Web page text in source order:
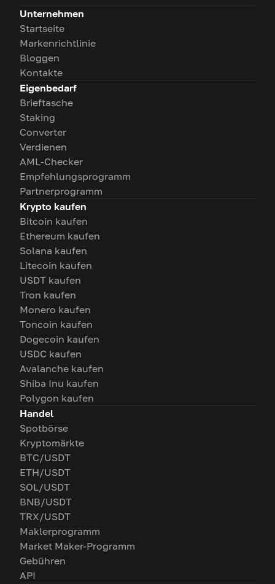
Unternehmen
Startseite
Markenrichtlinie
Bloggen
Kontakte
Eigenbedarf
Brieftasche
Staking
Converter
Verdienen
AML-Checker
Empfehlungsprogramm
Partnerprogramm
Krypto kaufen
Bitcoin kaufen
Ethereum kaufen
Solana kaufen
Litecoin kaufen
USDT kaufen
Tron kaufen
Monero kaufen
Toncoin kaufen
Dogecoin kaufen
USDC kaufen
Avalanche kaufen
Shiba Inu kaufen
Polygon kaufen
Handel
Spotbörse
Kryptomärkte
BTC/USDT
ETH/USDT
SOL/USDT
BNB/USDT
TRX/USDT
Maklerprogramm
Market Maker-Programm
Gebühren
API